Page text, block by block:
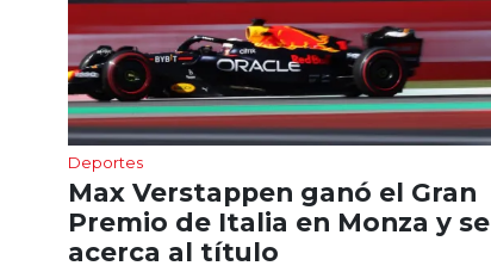
Deportes
Max Verstappen ganó el Gran
Premio de Italia en Monza y se
acerca al título